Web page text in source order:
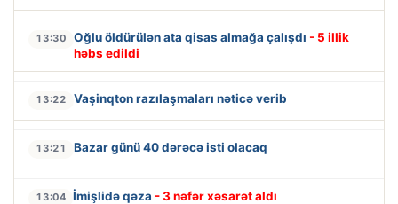
13:30 Oğlu öldürülən ata qisas almağa çalışdı - 5 illik
həbs edildi
13:22 Vaşinqton razılaşmaları nəticə verib
13:21 Bazar günü 40 dərəcə isti olacaq
13:04 İmişlidə qəza - 3 nəfər xəsarət aldı